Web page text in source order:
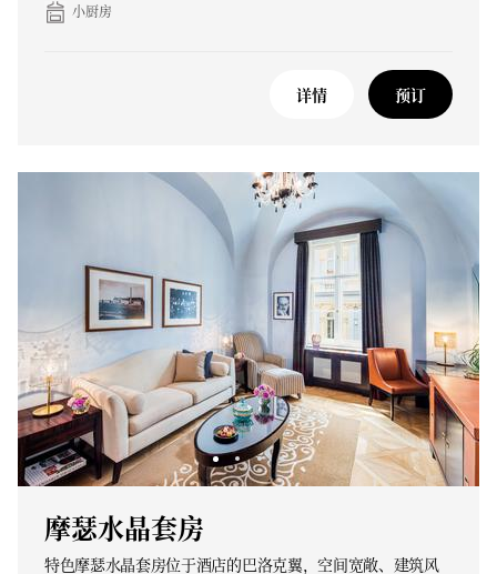
小厨房
详情 预订
摩瑟水晶套房
特色摩瑟水晶套房位于酒店的巴洛克翼，空间宽敞、建筑风